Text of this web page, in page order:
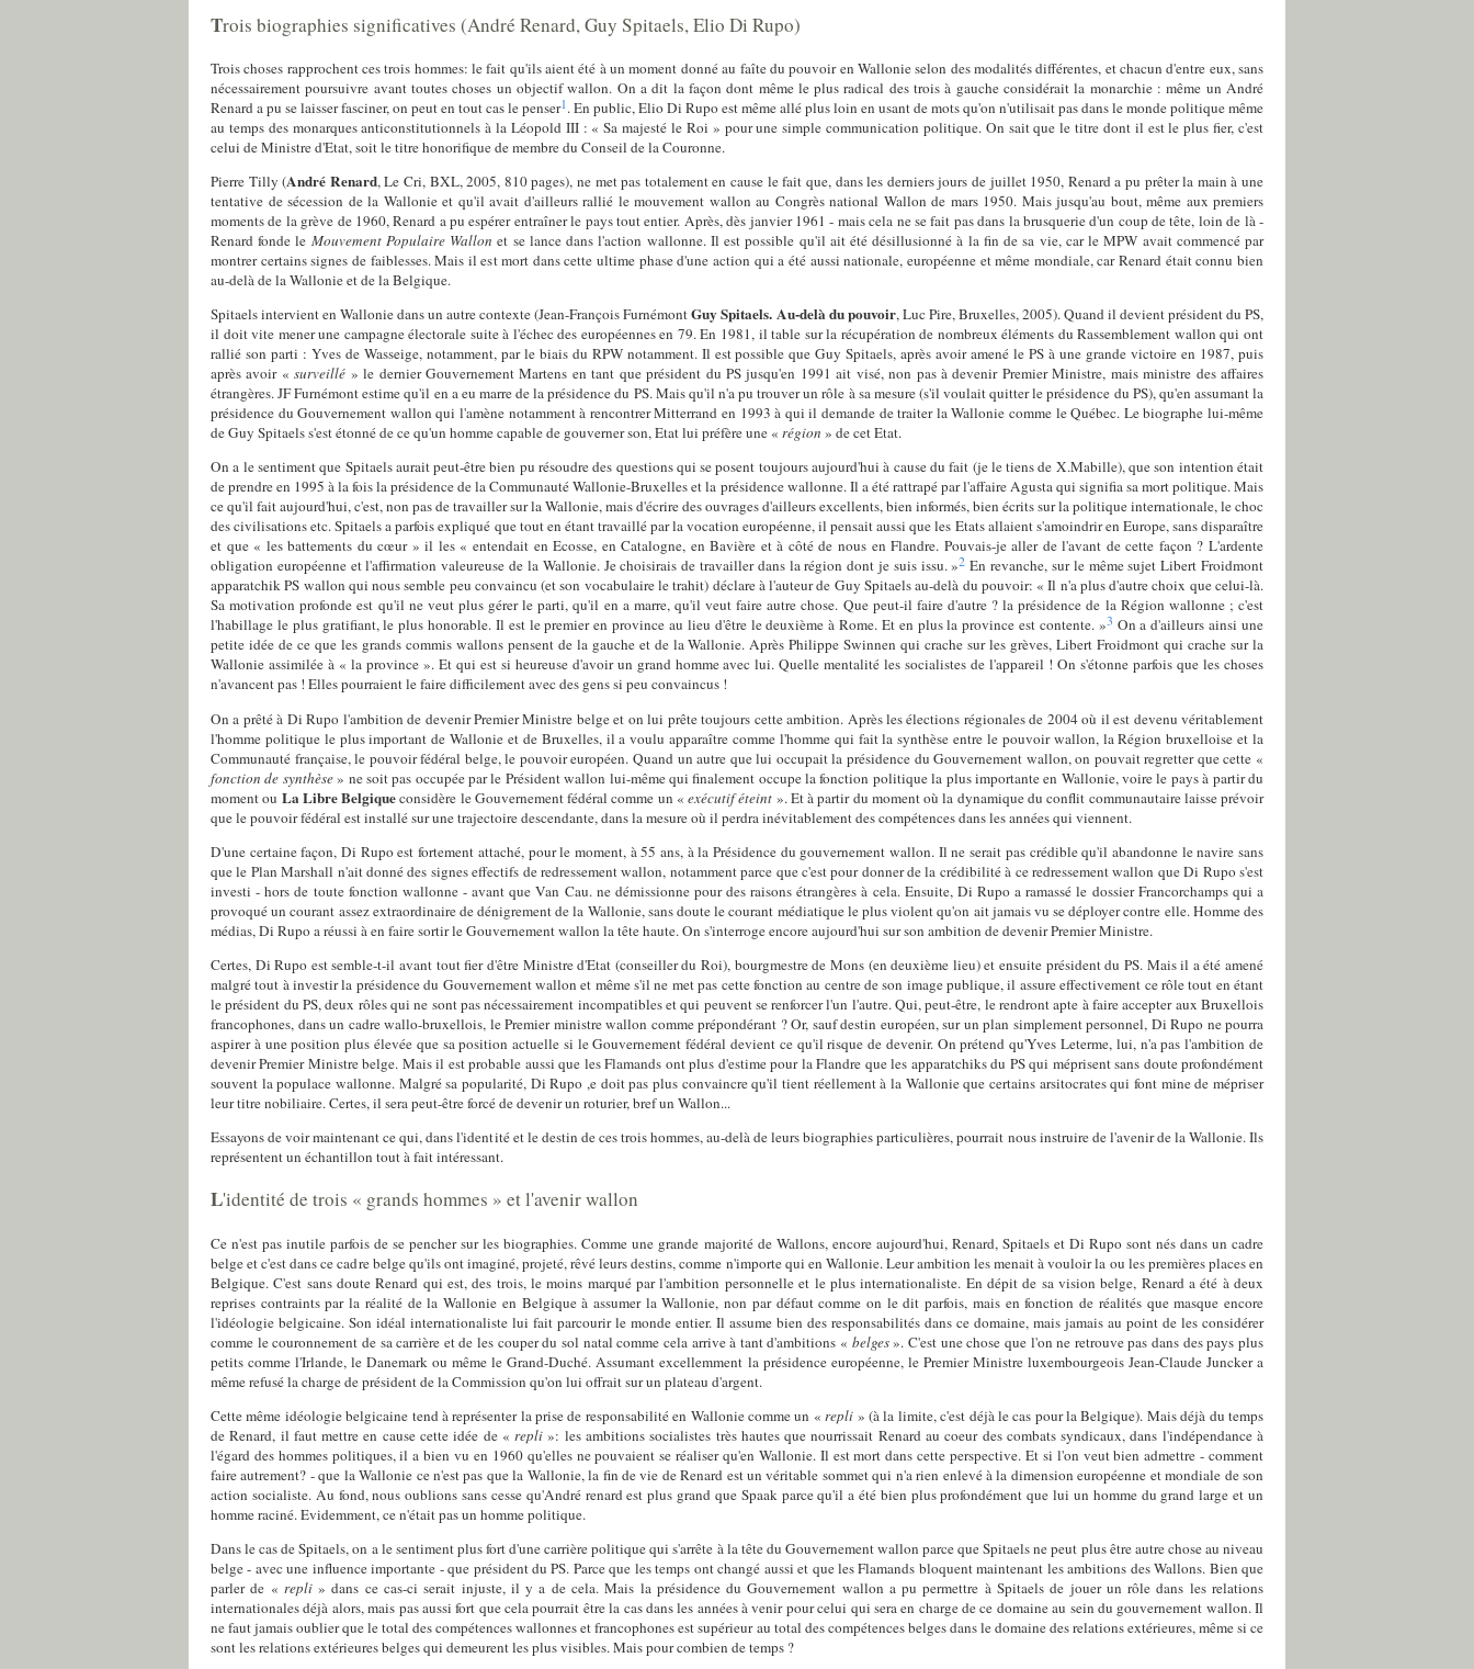
Trois biographies significatives (André Renard, Guy Spitaels, Elio Di Rupo)
Trois choses rapprochent ces trois hommes: le fait qu'ils aient été à un moment donné au faîte du pouvoir en Wallonie selon des modalités différentes, et chacun d'entre eux, sans
nécessairement poursuivre avant toutes choses un objectif wallon. On a dit la façon dont même le plus radical des trois à gauche considérait la monarchie : même un André
Renard a pu se laisser fasciner, on peut en tout cas le penser1. En public, Elio Di Rupo est même allé plus loin en usant de mots qu'on n'utilisait pas dans le monde politique même
au temps des monarques anticonstitutionnels à la Léopold III : « Sa majesté le Roi » pour une simple communication politique. On sait que le titre dont il est le plus fier, c'est
celui de Ministre d'Etat, soit le titre honorifique de membre du Conseil de la Couronne.
Pierre Tilly (André Renard, Le Cri, BXL, 2005, 810 pages), ne met pas totalement en cause le fait que, dans les derniers jours de juillet 1950, Renard a pu prêter la main à une
tentative de sécession de la Wallonie et qu'il avait d'ailleurs rallié le mouvement wallon au Congrès national Wallon de mars 1950. Mais jusqu'au bout, même aux premiers
moments de la grève de 1960, Renard a pu espérer entraîner le pays tout entier. Après, dès janvier 1961 - mais cela ne se fait pas dans la brusquerie d'un coup de tête, loin de là -
Renard fonde le Mouvement Populaire Wallon et se lance dans l'action wallonne. Il est possible qu'il ait été désillusionné à la fin de sa vie, car le MPW avait commencé par
montrer certains signes de faiblesses. Mais il est mort dans cette ultime phase d'une action qui a été aussi nationale, européenne et même mondiale, car Renard était connu bien
au-delà de la Wallonie et de la Belgique.
Spitaels intervient en Wallonie dans un autre contexte (Jean-François FurnémontGuy Spitaels. Au-delà du pouvoir, Luc Pire, Bruxelles, 2005). Quand il devient président du PS,
il doit vite mener une campagne électorale suite à l'échec des européennes en 79. En 1981, il table sur la récupération de nombreux éléments du Rassemblement wallon qui ont
rallié son parti : Yves de Wasseige, notamment, par le biais du RPW notamment. Il est possible que Guy Spitaels, après avoir amené le PS à une grande victoire en 1987, puis
après avoir «surveillé » le dernier Gouvernement Martens en tant que président du PS jusqu'en 1991 ait visé, non pas à devenir Premier Ministre, mais ministre des affaires
étrangères. JF Furnémont estime qu'il en a eu marre de la présidence du PS. Mais qu'il n'a pu trouver un rôle à sa mesure (s'il voulait quitter le présidence du PS), qu'en assumant la
présidence du Gouvernement wallon qui l'amène notamment à rencontrer Mitterrand en 1993 à qui il demande de traiter la Wallonie comme le Québec. Le biographe lui-même
de Guy Spitaels s'est étonné de ce qu'un homme capable de gouverner son, Etat lui préfère une « région » de cet Etat.
On a le sentiment que Spitaels aurait peut-être bien pu résoudre des questions qui se posent toujours aujourd'hui à cause du fait (je le tiens de X.Mabille), que son intention était
de prendre en 1995 à la fois la présidence de la Communauté Wallonie-Bruxelles et la présidence wallonne. Il a été rattrapé par l'affaire Agusta qui signifia sa mort politique. Mais
ce qu'il fait aujourd'hui, c'est, non pas de travailler sur la Wallonie, mais d'écrire des ouvrages d'ailleurs excellents, bien informés, bien écrits sur la politique internationale, le choc
des civilisations etc. Spitaels a parfois expliqué que tout en étant travaillé par la vocation européenne, il pensait aussi que les Etats allaient s'amoindrir en Europe, sans disparaître
et que « les battements du cœur » il les « entendait en Ecosse, en Catalogne, en Bavière et à côté de nous en Flandre. Pouvais-je aller de l'avant de cette façon ? L'ardente
obligation européenne et l'affirmation valeureuse de la Wallonie. Je choisirais de travailler dans la région dont je suis issu. »2 En revanche, sur le même sujet Libert Froidmont
apparatchik PS wallon qui nous semble peu convaincu (et son vocabulaire le trahit) déclare à l'auteur de Guy Spitaels au-delà du pouvoir: « Il n'a plus d'autre choix que celui-là.
Sa motivation profonde est qu'il ne veut plus gérer le parti, qu'il en a marre, qu'il veut faire autre chose. Que peut-il faire d'autre ? la présidence de la Région wallonne ; c'est
l'habillage le plus gratifiant, le plus honorable. Il est le premier en province au lieu d'être le deuxième à Rome. Et en plus la province est contente. »3 On a d'ailleurs ainsi une
petite idée de ce que les grands commis wallons pensent de la gauche et de la Wallonie. Après Philippe Swinnen qui crache sur les grèves, Libert Froidmont qui crache sur la
Wallonie assimilée à « la province ». Et qui est si heureuse d'avoir un grand homme avec lui. Quelle mentalité les socialistes de l'appareil ! On s'étonne parfois que les choses
n'avancent pas ! Elles pourraient le faire difficilement avec des gens si peu convaincus !
On a prêté à Di Rupo l'ambition de devenir Premier Ministre belge et on lui prête toujours cette ambition. Après les élections régionales de 2004 où il est devenu véritablement
l'homme politique le plus important de Wallonie et de Bruxelles, il a voulu apparaître comme l'homme qui fait la synthèse entre le pouvoir wallon, la Région bruxelloise et la
Communauté française, le pouvoir fédéral belge, le pouvoir européen. Quand un autre que lui occupait la présidence du Gouvernement wallon, on pouvait regretter que cette «
fonction de synthèse» ne soit pas occupée par le Président wallon lui-même qui finalement occupe la fonction politique la plus importante en Wallonie, voire le pays à partir du
moment ou La Libre Belgiqueconsidère le Gouvernement fédéral comme un «exécutif éteint ». Et à partir du moment où la dynamique du conflit communautaire laisse prévoir
que le pouvoir fédéral est installé sur une trajectoire descendante, dans la mesure où il perdra inévitablement des compétences dans les années qui viennent.
D'une certaine façon, Di Rupo est fortement attaché, pour le moment, à 55 ans, à la Présidence du gouvernement wallon. Il ne serait pas crédible qu'il abandonne le navire sans
que le Plan Marshall n'ait donné des signes effectifs de redressement wallon, notamment parce que c'est pour donner de la crédibilité à ce redressement wallon que Di Rupo s'est
investi - hors de toute fonction wallonne - avant que Van Cau. ne démissionne pour des raisons étrangères à cela. Ensuite, Di Rupo a ramassé le dossier Francorchamps qui a
provoqué un courant assez extraordinaire de dénigrement de la Wallonie, sans doute le courant médiatique le plus violent qu'on ait jamais vu se déployer contre elle. Homme des
médias, Di Rupo a réussi à en faire sortir le Gouvernement wallon la tête haute. On s'interroge encore aujourd'hui sur son ambition de devenir Premier Ministre.
Certes, Di Rupo est semble-t-il avant tout fier d'être Ministre d'Etat (conseiller du Roi), bourgmestre de Mons (en deuxième lieu) et ensuite président du PS. Mais il a été amené
malgré tout à investir la présidence du Gouvernement wallon et même s'il ne met pas cette fonction au centre de son image publique, il assure effectivement ce rôle tout en étant
le président du PS, deux rôles qui ne sont pas nécessairement incompatibles et qui peuvent se renforcer l'un l'autre. Qui, peut-être, le rendront apte à faire accepter aux Bruxellois
francophones, dans un cadre wallo-bruxellois, le Premier ministre wallon comme prépondérant ? Or, sauf destin européen, sur un plan simplement personnel, Di Rupo ne pourra
aspirer à une position plus élevée que sa position actuelle si le Gouvernement fédéral devient ce qu'il risque de devenir. On prétend qu'Yves Leterme, lui, n'a pas l'ambition de
devenir Premier Ministre belge. Mais il est probable aussi que les Flamands ont plus d'estime pour la Flandre que les apparatchiks du PS qui méprisent sans doute profondément
souvent la populace wallonne. Malgré sa popularité, Di Rupo ,e doit pas plus convaincre qu'il tient réellement à la Wallonie que certains arsitocrates qui font mine de mépriser
leur titre nobiliaire. Certes, il sera peut-être forcé de devenir un roturier, bref un Wallon...
Essayons de voir maintenant ce qui, dans l'identité et le destin de ces trois hommes, au-delà de leurs biographies particulières, pourrait nous instruire de l'avenir de la Wallonie. Ils
représentent un échantillon tout à fait intéressant.
L'identité de trois « grands hommes » et l'avenir wallon
Ce n'est pas inutile parfois de se pencher sur les biographies. Comme une grande majorité de Wallons, encore aujourd'hui, Renard, Spitaels et Di Rupo sont nés dans un cadre
belge et c'est dans ce cadre belge qu'ils ont imaginé, projeté, rêvé leurs destins, comme n'importe qui en Wallonie. Leur ambition les menait à vouloir la ou les premières places en
Belgique. C'est sans doute Renard qui est, des trois, le moins marqué par l'ambition personnelle et le plus internationaliste. En dépit de sa vision belge, Renard a été à deux
reprises contraints par la réalité de la Wallonie en Belgique à assumer la Wallonie, non par défaut comme on le dit parfois, mais en fonction de réalités que masque encore
l'idéologie belgicaine. Son idéal internationaliste lui fait parcourir le monde entier. Il assume bien des responsabilités dans ce domaine, mais jamais au point de les considérer
comme le couronnement de sa carrière et de les couper du sol natal comme cela arrive à tant d'ambitions « belges». C'est une chose que l'on ne retrouve pas dans des pays plus
petits comme l'Irlande, le Danemark ou même le Grand-Duché. Assumant excellemment la présidence européenne, le Premier Ministre luxembourgeois Jean-Claude Juncker a
même refusé la charge de président de la Commission qu'on lui offrait sur un plateau d'argent.
Cette même idéologie belgicaine tend à représenter la prise de responsabilité en Wallonie comme un «repli » (à la limite, c'est déjà le cas pour la Belgique). Mais déjà du temps
de Renard, il faut mettre en cause cette idée de «repli»: les ambitions socialistes très hautes que nourrissait Renard au coeur des combats syndicaux, dans l'indépendance à
l'égard des hommes politiques, il a bien vu en 1960 qu'elles ne pouvaient se réaliser qu'en Wallonie. Il est mort dans cette perspective. Et si l'on veut bien admettre - comment
faire autrement? - que la Wallonie ce n'est pas que la Wallonie, la fin de vie de Renard est un véritable sommet qui n'a rien enlevé à la dimension européenne et mondiale de son
action socialiste. Au fond, nous oublions sans cesse qu'André renard est plus grand que Spaak parce qu'il a été bien plus profondément que lui un homme du grand large et un
homme raciné. Evidemment, ce n'était pas un homme politique.
Dans le cas de Spitaels, on a le sentiment plus fort d'une carrière politique qui s'arrête à la tête du Gouvernement wallon parce que Spitaels ne peut plus être autre chose au niveau
belge - avec une influence importante - que président du PS. Parce que les temps ont changé aussi et que les Flamands bloquent maintenant les ambitions des Wallons. Bien que
parler de « repli» dans ce cas-ci serait injuste, il y a de cela. Mais la présidence du Gouvernement wallon a pu permettre à Spitaels de jouer un rôle dans les relations
internationales déjà alors, mais pas aussi fort que cela pourrait être la cas dans les années à venir pour celui qui sera en charge de ce domaine au sein du gouvernement wallon. Il
ne faut jamais oublier que le total des compétences wallonnes et francophones est supérieur au total des compétences belges dans le domaine des relations extérieures, même si ce
sont les relations extérieures belges qui demeurent les plus visibles. Mais pour combien de temps ?